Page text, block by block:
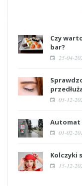
Czy
bar?
25-04-
03-12-
Automat
01-02-
Kolczyki
15-12-